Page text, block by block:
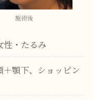
施術後
・たるみ
顎下、ショッピン